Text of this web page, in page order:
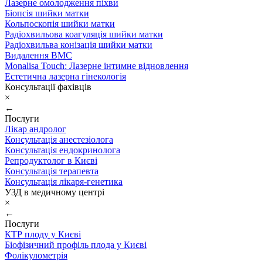
Лазерне омолодження піхви
Біопсія шийки матки
Кольпоскопія шийки матки
Радіохвильова коагуляція шийки матки
Радіохвильва конізація шийки матки
Видалення ВМС
Monalisa Touch: Лазерне інтимне відновлення
Естетична лазерна гінекологія
Консультації фахівців
×
←
Послуги
Лікар андролог
Консультація анестезіолога
Консультація ендокринолога
Репродуктолог в Києві
Консультація терапевта
Консультація лікаря-генетика
УЗД в медичному центрі
×
←
Послуги
КТР плоду у Києві
Біофізичний профіль плода у Києві
Фолікулометрія